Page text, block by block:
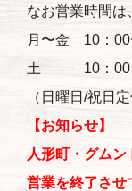
なお営業時間は
月〜金 10：00
土 10：00
（日曜日/祝日定
【お知らせ】
人形町・グム
営業を終了させ